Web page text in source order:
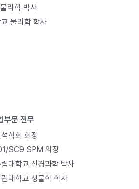
리학 박사
물리학 학사
부문 전무
학회 회장
SC9 SPM 의장
대학교 신경과학 박사
대학교 생물학 학사